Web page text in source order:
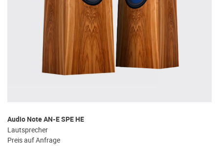
Audio Note AN-E SPE HE
Lautsprecher
Preis auf Anfrage